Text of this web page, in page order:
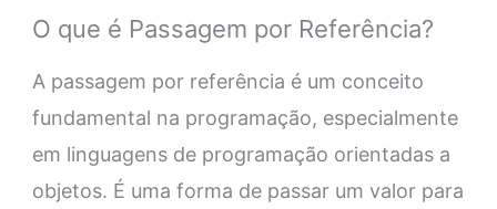
O que é Passagem por Referência?
A passagem por referência é um conceito
fundamental na programação, especialmente
em linguagens de programação orientadas a
objetos. É uma forma de passar um valor para